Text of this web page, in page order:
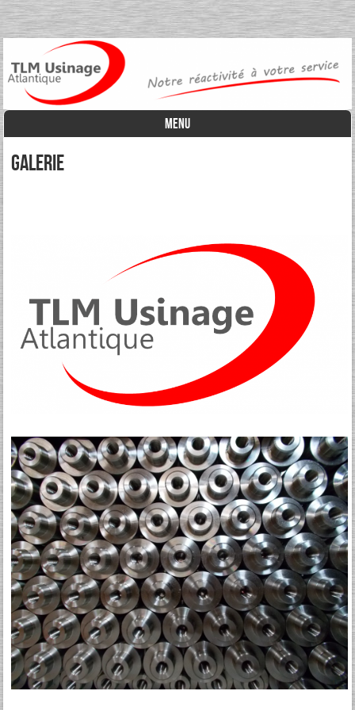
TLM Usinage – Mécanique de
précision
Notre réactivité à votre service
MENU
Galerie